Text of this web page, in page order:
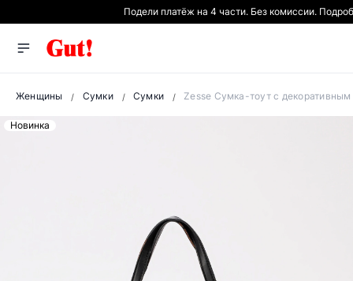
Подели платёж на 4 части. Без комиссии.
Женщины Сумки Сумки Zesse Сумка-тоут с
Новинка